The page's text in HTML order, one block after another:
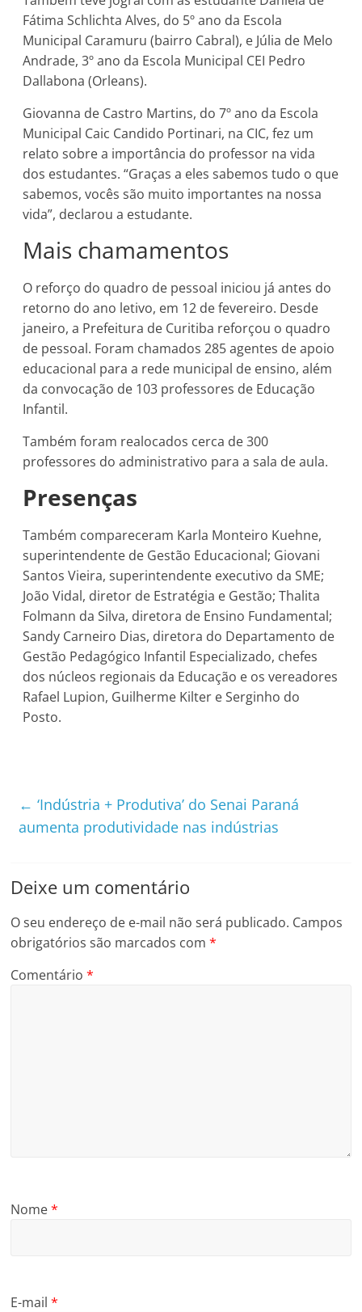
Fátima Schlichta Alves, do 5º ano da Escola
Municipal Caramuru (bairro Cabral), e Júlia de Melo
Andrade, 3º ano da Escola Municipal CEI Pedro
Dallabona (Orleans).
Giovanna de Castro Martins, do 7º ano da Escola
Municipal Caic Candido Portinari, na CIC, fez um
relato sobre a importância do professor na vida
dos estudantes. “Graças a eles sabemos tudo o que
sabemos, vocês são muito importantes na nossa
vida”, declarou a estudante.
Mais chamamentos
O reforço do quadro de pessoal iniciou já antes do
retorno do ano letivo, em 12 de fevereiro. Desde
janeiro, a Prefeitura de Curitiba reforçou o quadro
de pessoal. Foram chamados 285 agentes de apoio
educacional para a rede municipal de ensino, além
da convocação de 103 professores de Educação
Infantil.
Também foram realocados cerca de 300
professores do administrativo para a sala de aula.
Presenças
Também compareceram Karla Monteiro Kuehne,
superintendente de Gestão Educacional; Giovani
Santos Vieira, superintendente executivo da SME;
João Vidal, diretor de Estratégia e Gestão; Thalita
Folmann da Silva, diretora de Ensino Fundamental;
Sandy Carneiro Dias, diretora do Departamento de
Gestão Pedagógico Infantil Especializado, chefes
dos núcleos regionais da Educação e os vereadores
Rafael Lupion, Guilherme Kilter e Serginho do
Posto.
← ‘Indústria + Produtiva’ do Senai Paraná
aumenta produtividade nas indústrias
Deixe um comentário
O seu endereço de e-mail não será publicado. Campos
obrigatórios são marcados com*
Comentário*
Nome*
E-mail*